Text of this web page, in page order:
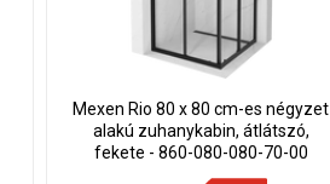
Mexen Rio 80 x 80 cm-es négyzet
alakú zuhanykabin, átlátszó,
fekete - 860-080-080-70-00